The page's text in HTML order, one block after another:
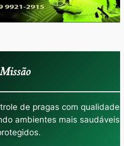
Missão
de pragas com qualidade
ambientes mais saudáveis